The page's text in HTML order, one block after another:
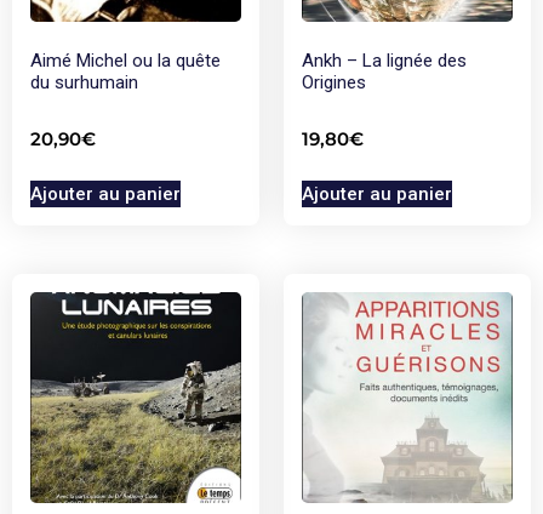
Aimé Michel ou la quête
du surhumain
20,90€
Ajouter au panier
Ankh – La lignée des
Origines
19,80€
Ajouter au panier